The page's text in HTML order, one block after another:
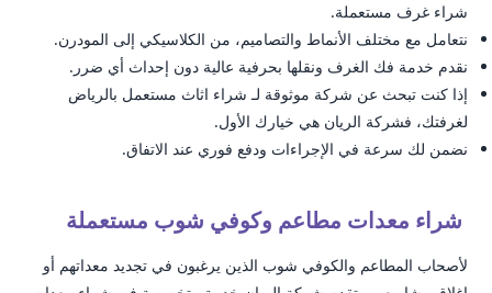
شراء غرف مستعملة.
نتعامل مع مختلف الأنماط والتصاميم، من الكلاسيكي إلى المودرن.
نقدم خدمة فك الغرف ونقلها بحرفية عالية دون إحداث أي ضرر.
إذا كنت تبحث عن شركة موثوقة لـ شراء اثاث مستعمل بالرياض
لغرفتك، فشركة الريان هي خيارك الأول.
نضمن لك سرعة في الإجراءات ودفع فوري عند الاتفاق.
شراء معدات مطاعم وكوفي شوب مستعملة
لأصحاب المطاعم والكوفي شوب الذين يرغبون في تجديد معداتهم أو